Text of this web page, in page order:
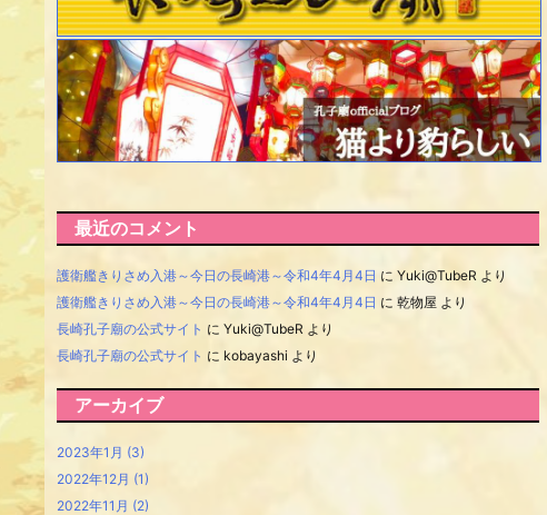
最近のコメント
護衛艦きりさめ入港～今日の長崎港～令和4年4月4日 に Yuki@TubeR より
護衛艦きりさめ入港～今日の長崎港～令和4年4月4日 に 乾物屋 より
長崎孔子廟の公式サイト に Yuki@TubeR より
長崎孔子廟の公式サイト に kobayashi より
アーカイブ
2023年1月 (3)
2022年12月 (1)
2022年11月 (2)